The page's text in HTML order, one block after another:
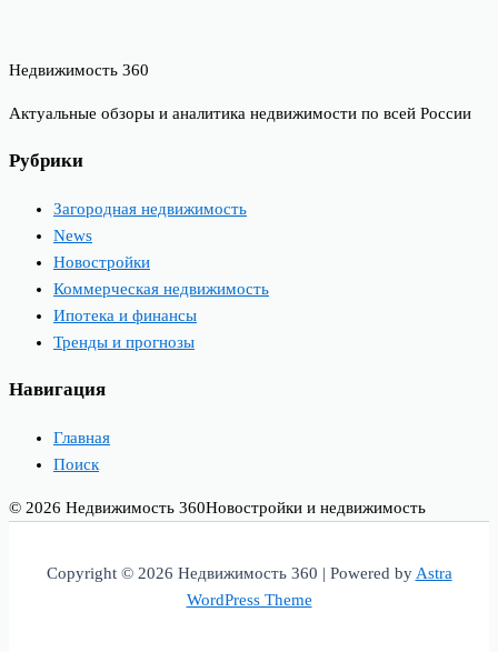
Недвижимость 360
Актуальные обзоры и аналитика недвижимости по всей России
Рубрики
Загородная недвижимость
News
Новостройки
Коммерческая недвижимость
Ипотека и финансы
Тренды и прогнозы
Навигация
Главная
Поиск
© 2026 Недвижимость 360Новостройки и недвижимость
Copyright © 2026 Недвижимость 360 | Powered byAstra
WordPress Theme